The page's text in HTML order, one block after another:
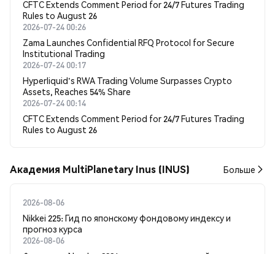
CFTC Extends Comment Period for 24/7 Futures Trading
Rules to August 26
2026-07-24 00:26
Zama Launches Confidential RFQ Protocol for Secure
Institutional Trading
2026-07-24 00:17
Hyperliquid's RWA Trading Volume Surpasses Crypto
Assets, Reaches 54% Share
2026-07-24 00:14
CFTC Extends Comment Period for 24/7 Futures Trading
Rules to August 26
Академия MultiPlanetary Inus (INUS) Больше
2026-08-06
Nikkei 225: Гид по японскому фондовому индексу и
прогноз курса
2026-08-06